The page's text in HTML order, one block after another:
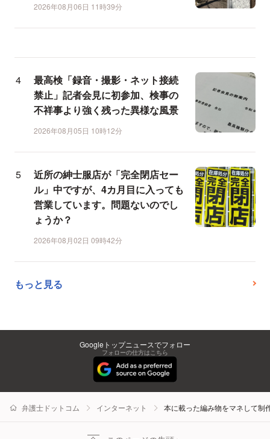
2026年08月06日 11時39分
最高検「録音・撮影・ネット接続
禁止」記者会見に初参加、検事の
不祥事より強く残った異様な風景
2026年08月05日 10時12分
近所の紳士服店が「完全閉店セー
ル」中ですが、4カ月目に入っても
営業しています。問題ないのでし
ょうか？
2026年08月02日 09時42分
もっと見る
Googleトップニュースでフォロー
フォローの仕方はこちら
弁護士ドットコム インターネット 本に載った編み物をマネして制